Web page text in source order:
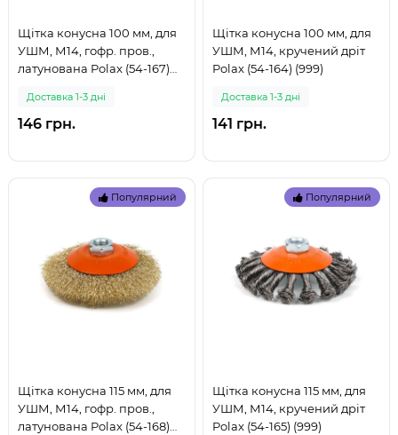
Щітка конусна 100 мм, для
УШМ, М14, гофр. пров.,
латунована Polax (54-167)
Доставка 1-3 дні
146 грн.
Щітка конусна 100 мм, для
УШМ, М14, кручений дріт
Polax (54-164) (999)
Доставка 1-3 дні
141 грн.
Популярний
Щітка конусна 115 мм, для
УШМ, М14, гофр. пров.,
латунована Polax (54-168)
Популярний
Щітка конусна 115 мм, для
УШМ, М14, кручений дріт
Polax (54-165) (999)